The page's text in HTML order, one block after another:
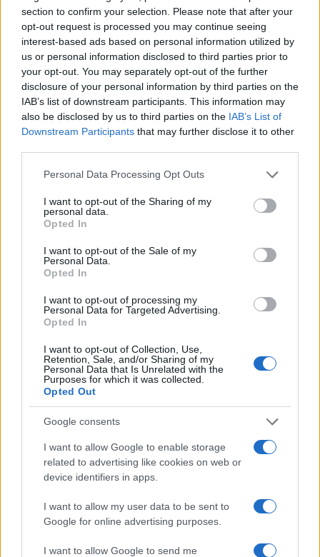
section to confirm your selection. Please note that after your
opt-out request is processed you may continue seeing
interest-based ads based on personal information utilized by
us or personal information disclosed to third parties prior to
your opt-out. You may separately opt-out of the further
disclosure of your personal information by third parties on the
IAB’s list of downstream participants. This information may
also be disclosed by us to third parties on the IAB’s List of
Downstream Participants that may further disclose it to other
Please note that this website/app uses one or more Google
not limited to your visit or usage behaviour. You may click to
grant or deny consent to Google and its third-party tags to
use your data for below specified purposes in below Google
consent section.
Personal Data Processing Opt Outs
I want to opt-out of the Sharing of my
personal data.
Opted In
I want to opt-out of the Sale of my
Personal Data.
Opted In
I want to opt-out of processing my
Personal Data for Targeted Advertising.
Opted In
I want to opt-out of Collection, Use,
Retention, Sale, and/or Sharing of my
Personal Data that Is Unrelated with the
Purposes for which it was collected.
Opted Out
Google consents
I want to allow Google to enable storage
related to advertising like cookies on web or
device identifiers in apps.
I want to allow my user data to be sent to
Google for online advertising purposes.
I want to allow Google to send me
l’implementazione di un sistema di gestione della
privacy efficace, l’effettuazione regolare di
valutazioni di impatto sulla protezione dei dati e la
manutenzione di una comunicazione aperta con i
clienti riguardo alle politiche di trattamento dei dati.
Inoltre, le aziende dovrebbero collaborare con
esperti di diritto digitale e tecnologie per rimanere
aggiornate sulle evoluzioni normative e sulle
migliori pratiche di settore. La compliance non è
solo un obbligo legale, ma anche un’opportunità
per costruire fiducia e migliorare la reputazione
AUTORE
Staff